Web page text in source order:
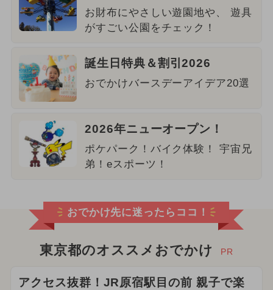
お財布にやさしい遊園地や、 遊具
がすごい公園をチェック！
誕生日特典＆割引2026
おでかけバースデーアイデア20選
2026年ニューオープン！
ポケパーク！バイク体験！ 宇宙兄
弟！eスポーツ！
おでかけ先に迷ったらココ！
東京都のオススメおでかけ PR
アクセス抜群！JR原宿駅目の前 親子で楽